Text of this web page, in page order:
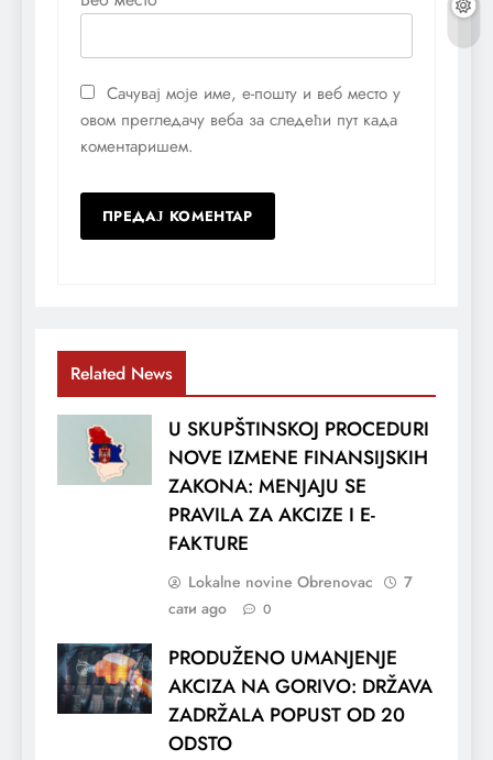
Сачувај моје име, е-пошту и веб место у
овом прегледачу веба за следећи пут када
коментаришем.
Related News
U SKUPŠTINSKOJ PROCEDURI
NOVE IZMENE FINANSIJSKIH
ZAKONA: MENJAJU SE
PRAVILA ZA AKCIZE I E-
FAKTURE
Lokalne novine Obrenovac
7
сати ago
0
PRODUŽENO UMANJENJE
AKCIZA NA GORIVO: DRŽAVA
ZADRŽALA POPUST OD 20
ODSTO